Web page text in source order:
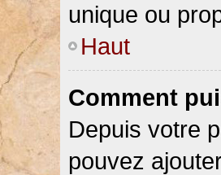
unique ou
Haut
Comment
Depuis votre
pouvez